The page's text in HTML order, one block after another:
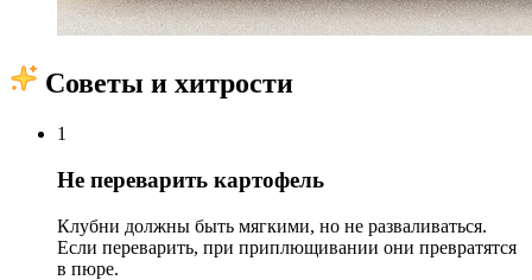
Советы и хитрости
1
Не переварить картофель
Клубни должны быть мягкими, но не разваливаться.
Если переварить, при приплющивании они превратятся
в пюре.